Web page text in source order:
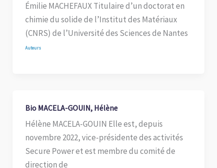
Émilie MACHEFAUX Titulaire d’un doctorat en
chimie du solide de l’Institut des Matériaux
(CNRS) de l’Université des Sciences de Nantes
Auteurs
Bio MACELA-GOUIN, Hélène
Hélène MACELA-GOUIN Elle est, depuis
novembre 2022, vice-présidente des activités
Secure Power et est membre du comité de
direction de